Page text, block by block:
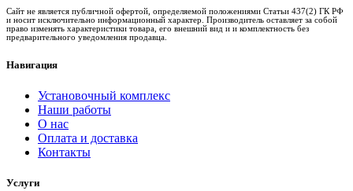
Сайт не является публичной офертой, определяемой положениями Статьи 437(2) ГК РФ
и носит исключительно информационный характер. Производитель оставляет за собой
право изменять характеристики товара, его внешний вид и и комплектность без
предварительного уведомления продавца.
Навигация
Установочный комплекс
Наши работы
О нас
Оплата и доставка
Контакты
Услуги